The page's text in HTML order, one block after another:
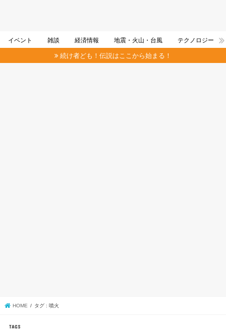
イベント 雑談 経済情報 地震・火山・台風 テクノロジー
続け者ども！伝説はここから始まる！
HOME タグ : 噴火